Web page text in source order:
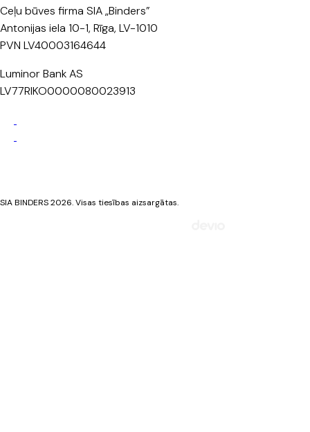
Ceļu būves firma SIA „Binders”
Antonijas iela 10-1, Rīga, LV-1010
PVN LV40003164644
Luminor Bank AS
LV77RIKO0000080023913
SIA BINDERS 2026. Visas tiesības aizsargātas.